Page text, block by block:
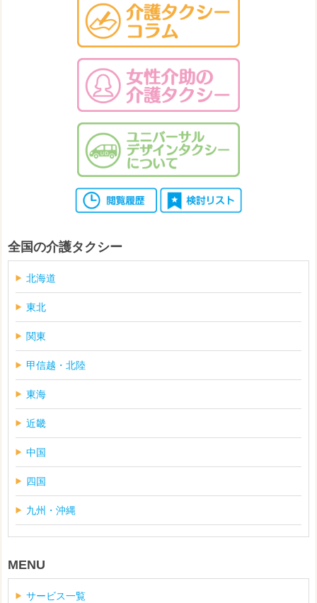
全国の介護タクシー
北海道
東北
関東
甲信越・北陸
東海
近畿
中国
四国
九州・沖縄
MENU
サービス一覧